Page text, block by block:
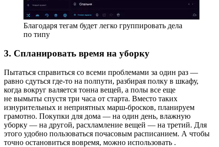
Благодаря тегам будет легко группировать дела
по типу
3. Спланировать время на уборку
Пытаться справиться со всеми проблемами за один раз —
равно сдуться где-то на полпути, разбирая полку в шкафу,
когда вокруг валяется тонна вещей, а полы все еще
не вымыты спустя три часа от старта. Вместо таких
изнурительных и неприятных марш-бросков, планируем
грамотно. Покупки для дома — на один день, влажную
уборку — на другой, расхламление вещей — на третий. Для
этого удобно пользоваться почасовым расписанием. А чтобы
точно остановиться вовремя, можно использовать .